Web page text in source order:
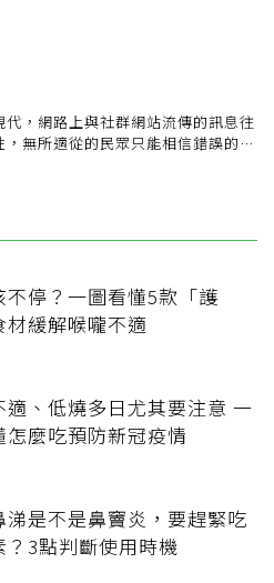
代，網路上與社群網站流傳的訊息往
無所適從的民眾只能相信錯誤的資
健康知識與民眾的橋樑，分享給每一
不停？一圖看懂5款「護
材緩解喉嚨不適
適、低燒多日尤其要注意 一
怎麼吃預防新冠疫情
涕是不是鼻竇炎，要趕緊吃
？3點判斷使用時機